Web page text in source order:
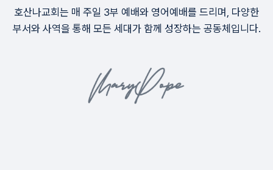
호산나교회는 매 주일 3부 예배와 영어예배를 드리며, 다양한
부서와 사역을 통해 모든 세대가 함께 성장하는 공동체입니다.